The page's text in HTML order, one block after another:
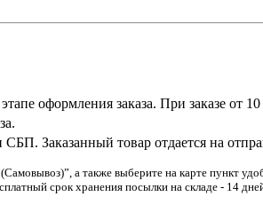
оформления заказа. При заказе от
Заказанный товар отдается на
а также выберите на карте пункт
срок хранения посылки на складе - 14